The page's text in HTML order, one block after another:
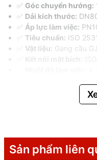
✅ Góc chuyển hướng:
✅ Dải kích thước:
✅ Áp lực làm việc:
Tiêu chuẩn: ISO
Vật liệu: Gang cầu
Kết nối mặt bích:
🔹 Cút Gang
Sản phẩm liên